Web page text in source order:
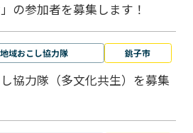
の参加者を募集します！
地域おこし協力隊 銚子市
協力隊（多文化共生）を募集